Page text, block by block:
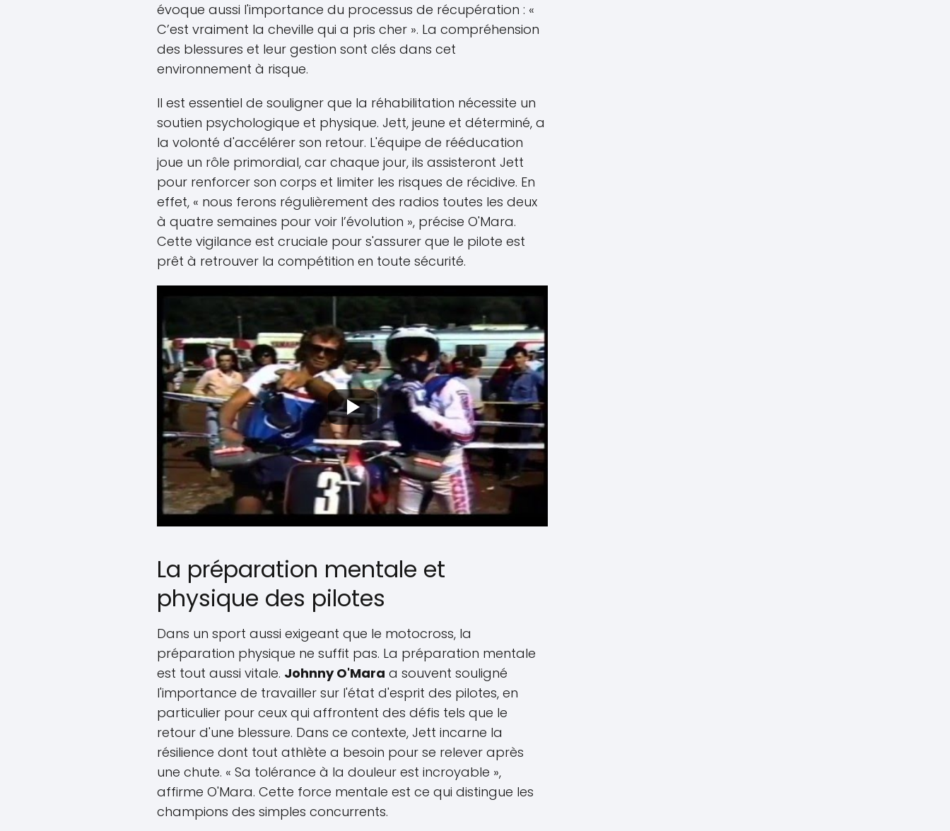
évoque aussi l'importance du processus de récupération : «
C’est vraiment la cheville qui a pris cher ». La compréhension
des blessures et leur gestion sont clés dans cet
environnement à risque.
Il est essentiel de souligner que la réhabilitation nécessite un
soutien psychologique et physique. Jett, jeune et déterminé, a
la volonté d'accélérer son retour. L'équipe de rééducation
joue un rôle primordial, car chaque jour, ils assisteront Jett
pour renforcer son corps et limiter les risques de récidive. En
effet, « nous ferons régulièrement des radios toutes les deux
à quatre semaines pour voir l’évolution », précise O'Mara.
Cette vigilance est cruciale pour s'assurer que le pilote est
prêt à retrouver la compétition en toute sécurité.
La préparation mentale et
physique des pilotes
Dans un sport aussi exigeant que le motocross, la
préparation physique ne suffit pas. La préparation mentale
est tout aussi vitale. Johnny O'Mara a souvent souligné
l'importance de travailler sur l'état d'esprit des pilotes, en
particulier pour ceux qui affrontent des défis tels que le
retour d'une blessure. Dans ce contexte, Jett incarne la
résilience dont tout athlète a besoin pour se relever après
une chute. « Sa tolérance à la douleur est incroyable »,
affirme O'Mara. Cette force mentale est ce qui distingue les
champions des simples concurrents.